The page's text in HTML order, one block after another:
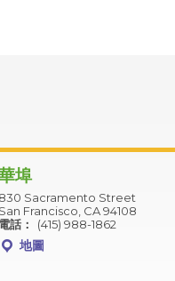
埠
830 Sacramento Street
San Francisco, CA 94108
電話：
(415) 988-1862
地圖